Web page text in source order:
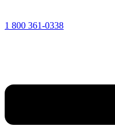
1 800 361-0338